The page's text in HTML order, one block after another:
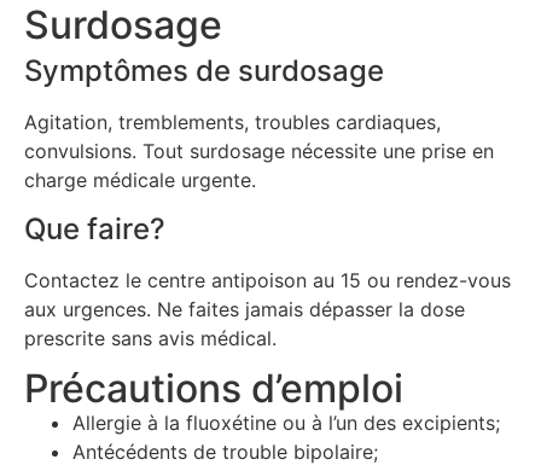
Surdosage
Symptômes de surdosage
Agitation, tremblements, troubles cardiaques,
convulsions. Tout surdosage nécessite une prise en
charge médicale urgente.
Que faire?
Contactez le centre antipoison au 15 ou rendez-vous
aux urgences. Ne faites jamais dépasser la dose
prescrite sans avis médical.
Précautions d’emploi
Allergie à la fluoxétine ou à l’un des excipients;
Antécédents de trouble bipolaire;